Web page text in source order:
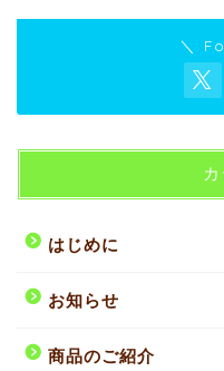
＼
はじめに
お知らせ
商品のご紹介